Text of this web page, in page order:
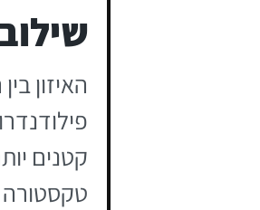
האיזון
קטנים
טקסטורה